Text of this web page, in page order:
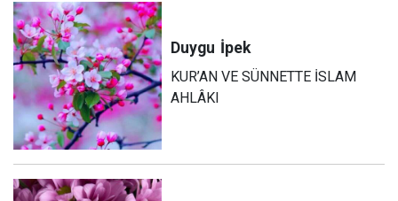
Duygu İpek
KUR’AN VE SÜNNETTE İSLAM
AHLÂKI